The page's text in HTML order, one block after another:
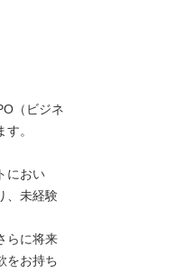
（ビジネ
。
におい
、未経験
らに将来
をお持ち